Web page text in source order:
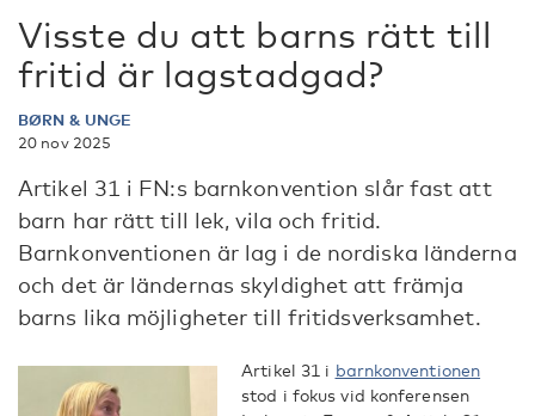
Visste du att barns rätt till
fritid är lagstadgad?
BØRN & UNGE
20 nov 2025
Artikel 31 i FN:s barnkonvention slår fast att
barn har rätt till lek, vila och fritid.
Barnkonventionen är lag i de nordiska länderna
och det är ländernas skyldighet att främja
barns lika möjligheter till fritidsverksamhet.
Artikel 31 i barnkonventionen
stod i fokus vid konferensen